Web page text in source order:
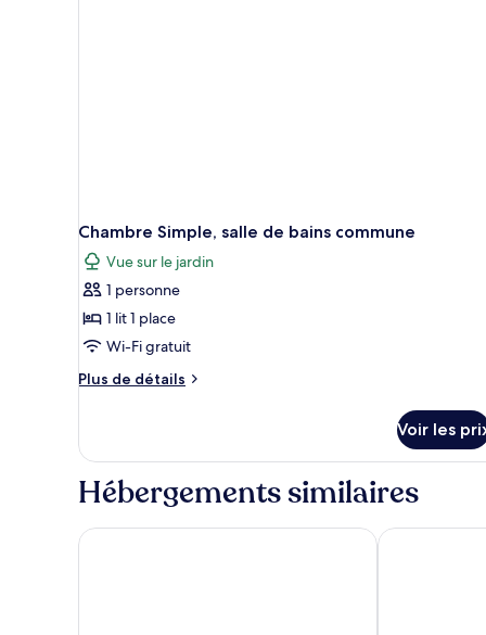
Chambre Simple, salle de bains commune
Vue sur le jardin
1 personne
1 lit 1 place
Wi-Fi gratuit
Plus de détails
Plus
le
type
de
Chambre
Voir les
Hébergements similaires
Hotel Brú countryside Bakki Hostel